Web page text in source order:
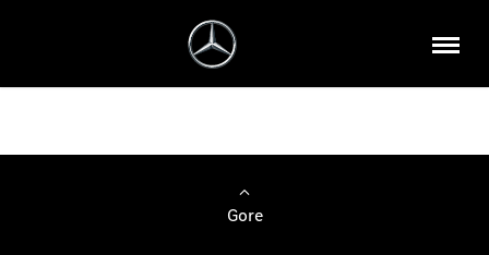
Gore